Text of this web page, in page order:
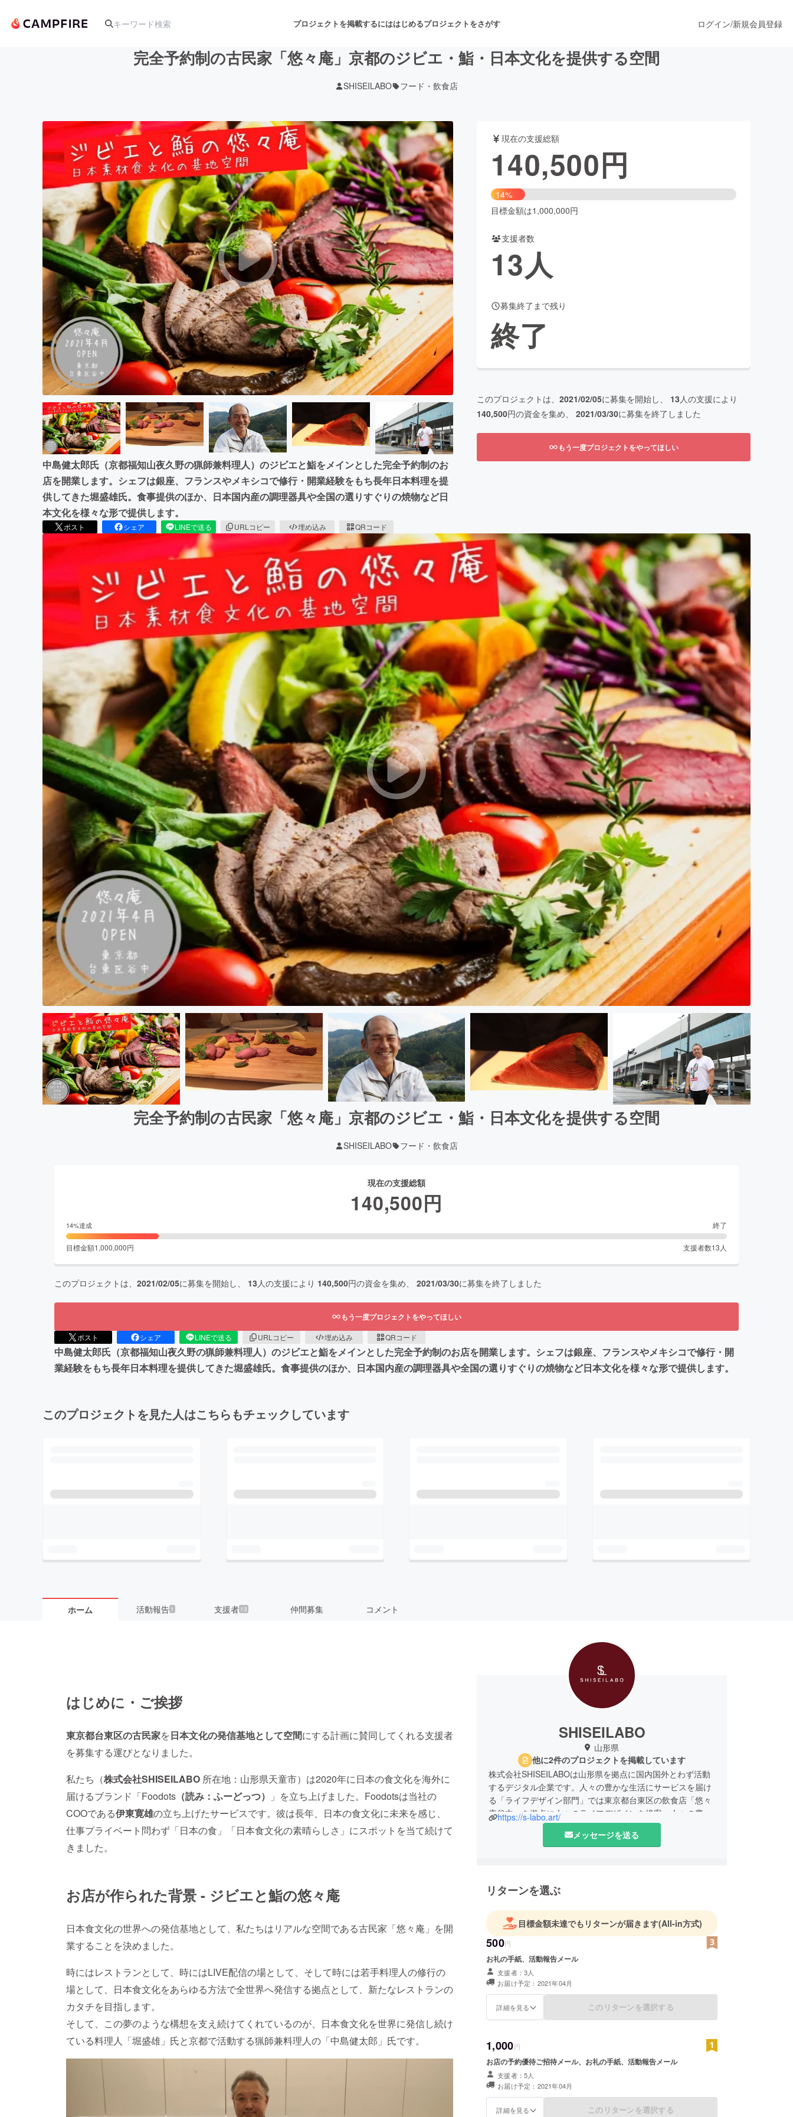
プロジェクトを掲載するにははじめるプロジェクトをさがす
アート・写真 音楽 舞台・パフォーマンス
テクノロジー・ガジェット ゲーム・サービス開発 フード・飲食店 ファッション
映像・映画 書籍・雑誌出版 アニメ・漫画
ビジネス・起業 チャレンジ ビューティー・ヘルスケア
まちづくり・地域活性化
CAMPFIRE for Social Good
CAMPFIRE Creation
CAMPFIREふるさと納税 machi-yaコミュニティ
ログイン/新規会員登録
完全予約制の古民家「悠々庵」京都のジビエ・鮨・日本文化を提供する空間
SHISEILABO フード・飲食店
中島健太郎氏（京都福知山夜久野の猟師兼料理人）のジビエと鮨をメインとした完全予約制のお
店を開業します。シェフは銀座、フランスやメキシコで修行・開業経験をもち長年日本料理を提
供してきた堀盛雄氏。食事提供のほか、日本国内産の調理器具や全国の選りすぐりの焼物など日
本文化を様々な形で提供します。
ポスト シェア LINEで送る URLコピー 埋め込み QRコード
現在の支援総額
140,500円
14%
目標金額は1,000,000円
支援者数
13人
募集終了まで残り
終了
このプロジェクトは、 2021/02/05に募集を開始し、 13人の支援により
140,500円の資金を集め、 2021/03/30に募集を終了しました
もう一度プロジェクトをやってほしい
完全予約制の古民家「悠々庵」京都のジビエ・鮨・日本文化を提供する空間
SHISEILABO フード・飲食店
現在の支援総額
140,500円
14%達成 終了
目標金額1,000,000円 支援者数13 人
このプロジェクトは、 2021/02/05に募集を開始し、 13人の支援により 140,500円の資金を集め、 2021/03/30に募集を終了しました
もう一度プロジェクトをやってほしい
ポスト シェア LINEで送る URLコピー 埋め込み QRコード
中島健太郎氏（京都福知山夜久野の猟師兼料理人）のジビエと鮨をメインとした完全予約制のお店を開業します。シェフは銀座、フランスやメキシコで修行・開
業経験をもち長年日本料理を提供してきた堀盛雄氏。食事提供のほか、日本国内産の調理器具や全国の選りすぐりの焼物など日本文化を様々な形で提供します。
このプロジェクトを見た人はこちらもチェックしています
ホーム 活動報告 1 支援者 13 仲間募集 コメント
はじめに・ご挨拶
東京都台東区の古民家を日本文化の発信基地として空間にする計画に賛同してくれる支援者
を募集する運びとなりました。
私たち（株式会社SHISEILABO 所在地：山形県天童市）は2020年に日本の食文化を海外に
届けるブランド「Foodots （読み：ふーどっつ）
」を立ち上げました。Foodotsは当社の
COOである伊東寛雄の立ち上げたサービスです。彼は長年、日本の食文化に未来を感じ、
仕事プライベート問わず「日本の食」「日本食文化の素晴らしさ」にスポットを当て続けて
きました。
お店が作られた背景 - ジビエと鮨の悠々庵
日本食文化の世界への発信基地として、私たちはリアルな空間である古民家「悠々庵」を開
業することを決めました。
時にはレストランとして、時にはLIVE配信の場として、そして時には若手料理人の修行の
場として、日本食文化をあらゆる方法で全世界へ発信する拠点として、新たなレストランの
カタチを目指します。
そして、この夢のような構想を支え続けてくれているのが、日本食文化を世界に発信し続け
ている料理人「堀盛雄」氏と京都で活動する猟師兼料理人の「中島健太郎」氏です。
SHISEILABO
山形県
他に2件のプロジェクトを掲載しています
株式会社SHISEILABOは山形県を拠点に国内国外とわず活動
するデジタル企業です。人々の豊かな生活にサービスを届け
る「ライフデザイン部門」では東京都台東区の飲食店「悠々
庵谷中」を拠点に人々のライフデザインを提案。人々の豊か
な生活を支える企業向けのサービス「プロフェショナル部
門」では、山形県山形市を拠点に企業向けのサービスを提供
https://s-labo.art/
メッセージを送る
リターンを選ぶ
目標金額未達でもリターンが届きます(All-in方式)
500円
お礼の手紙、活動報告メール
支援者：3人
お届け予定：2021年04月
詳細を見る このリターンを選択する
1,000円
お店の予約優待ご招待メール、お礼の手紙、活動報告メール
支援者：5人
お届け予定：2021年04月
詳細を見る このリターンを選択する